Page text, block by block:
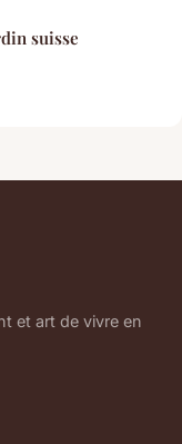
suisse
et art de vivre en